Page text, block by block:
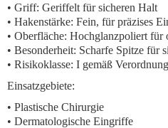
• Griff: Geriffelt für sicheren Halt
• Hakenstärke: Fein, für präzises
• Oberfläche: Hochglanzpoliert für
• Besonderheit: Scharfe Spitze für
• Risikoklasse: I gemäß
Einsatzgebiete:
• Plastische Chirurgie
• Dermatologische Eingriffe